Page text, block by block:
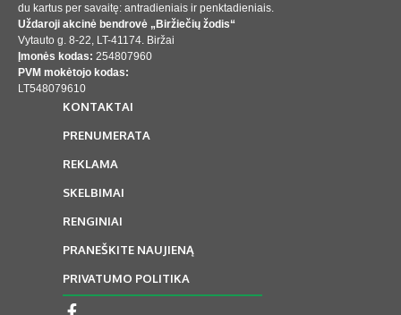
du kartus per savaitę: antradieniais ir penktadieniais.
Uždaroji akcinė bendrovė „Biržiečių žodis“
Vytauto g. 8-22, LT-41174. Biržai
Įmonės kodas: 254807960
PVM mokėtojo kodas:
LT548079610
KONTAKTAI
PRENUMERATA
REKLAMA
SKELBIMAI
RENGINIAI
PRANEŠKITE NAUJIENĄ
PRIVATUMO POLITIKA